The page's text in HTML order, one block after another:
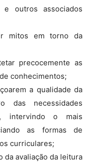
outros associados
mitos em torno da
precocemente as
conhecimentos;
a qualidade da
das necessidades
intervindo o mais
as formas de
curriculares;
da avaliação da leitura